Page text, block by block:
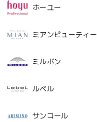
ホーユー
ミアンビューティー
ミルボン
ルベル
サンコール